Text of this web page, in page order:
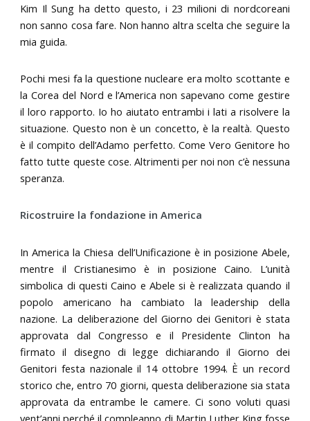
Kim Il Sung ha detto questo, i 23 milioni di nordcoreani
non sanno cosa fare. Non hanno altra scelta che seguire la
mia guida.
Pochi mesi fa la questione nucleare era molto scottante e
la Corea del Nord e l’America non sapevano come gestire
il loro rapporto. Io ho aiutato entrambi i lati a risolvere la
situazione. Questo non è un concetto, è la realtà. Questo
è il compito dell’Adamo perfetto. Come Vero Genitore ho
fatto tutte queste cose. Altrimenti per noi non c’è nessuna
speranza.
Ricostruire la fondazione in America
In America la Chiesa dell’Unificazione è in posizione Abele,
mentre il Cristianesimo è in posizione Caino. L’unità
simbolica di questi Caino e Abele si è realizzata quando il
popolo americano ha cambiato la leadership della
nazione. La deliberazione del Giorno dei Genitori è stata
approvata dal Congresso e il Presidente Clinton ha
firmato il disegno di legge dichiarando il Giorno dei
Genitori festa nazionale il 14 ottobre 1994. È un record
storico che, entro 70 giorni, questa deliberazione sia stata
approvata da entrambe le camere. Ci sono voluti quasi
vent’anni perché il compleanno di Martin Luther King fosse